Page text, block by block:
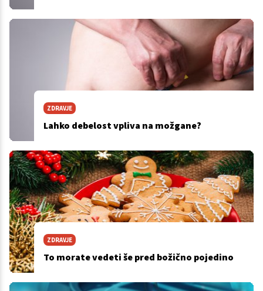
ZDRAVJE
Lahko debelost vpliva na možgane?
ZDRAVJE
To morate vedeti še pred božično pojedino